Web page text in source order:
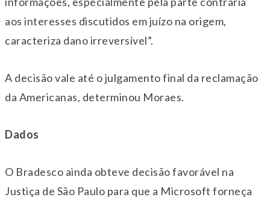
aos interesses discutidos em juízo na origem,
caracteriza dano irreversível”.
A decisão vale até o julgamento final da reclamação
da Americanas, determinou Moraes.
Dados
O Bradesco ainda obteve decisão favorável na
Justiça de São Paulo para que a Microsoft forneça